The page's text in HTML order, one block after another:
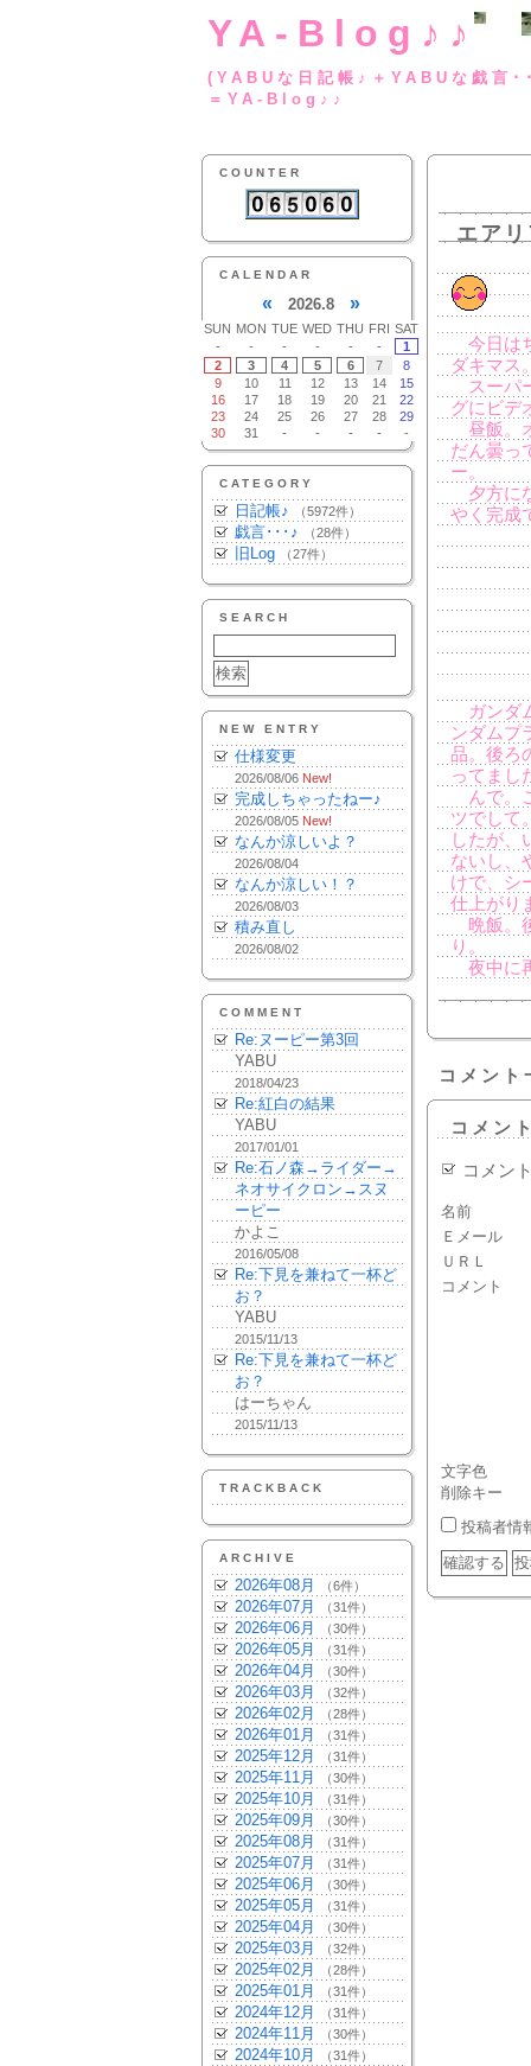
YA-Blog♪♪
(YABUな日記帳♪
＝YA-Blog♪♪
COUNTER
CALENDAR
« 2026.8 »
SUN MON TUE WED THU FRI SAT
-
- - - - -
1
2
3 4 5 6 7
8
9
10 11 12 13 14
15
16
17 18 19 20 21
22
23
24 25 26 27 28
29
30
31 - - - - -
CATEGORY
日記帳♪ （5972件）
戯言･･･♪ （28件）
旧Log （27件）
SEARCH
NEW ENTRY
仕様変更
2026/08/06 New!
完成しちゃったねー♪
2026/08/05 New!
なんか涼しいよ？
2026/08/04
なんか涼しい！？
2026/08/03
積み直し
2026/08/02
COMMENT
Re:ヌーピー第3回
YABU
2018/04/23
Re:紅白の結果
YABU
2017/01/01
Re:石ノ森→ライダー→
ネオサイクロン→スヌ
ーピー
かよこ
2016/05/08
Re:下見を兼ねて一杯ど
お？
YABU
2015/11/13
Re:下見を兼ねて一杯ど
お？
はーちゃん
2015/11/13
TRACKBACK
ARCHIVE
2026年08月 （6件）
2026年07月 （31件）
2026年06月 （30件）
2026年05月 （31件）
2026年04月 （30件）
2026年03月 （32件）
2026年02月 （28件）
2026年01月 （31件）
2025年12月 （31件）
2025年11月 （30件）
2025年10月 （31件）
2025年09月 （30件）
2025年08月 （31件）
2025年07月 （31件）
2025年06月 （30件）
2025年05月 （31件）
2025年04月 （30件）
2025年03月 （32件）
2025年02月 （28件）
2025年01月 （31件）
2024年12月 （31件）
2024年11月 （30件）
2024年10月 （31件）
エア
今日は
ダキマス
スーパ
グにビデ
昼飯。
だん曇っ
ー。
夕方に
やく完成
ガンダ
ンダムプ
品。後ろ
ってまし
んで。
ツでして
したが、
ないし、
けで、シ
仕上がり
晩飯。
り。
夜中に
コメント
コメン
コメン
名前
Ｅメール
ＵＲＬ
コメント
文字色
削除キー
投稿者情